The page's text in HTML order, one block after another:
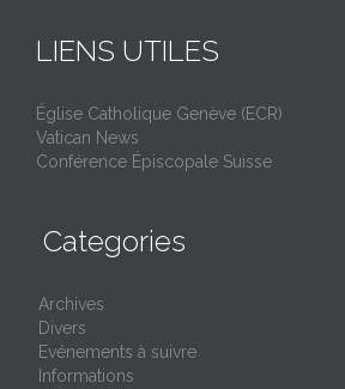
LIENS UTILES
Église Catholique Genève (ECR)
Vatican News
Conférence Épiscopale Suisse
Categories
Archives
Divers
Evénements à suivre
Informations